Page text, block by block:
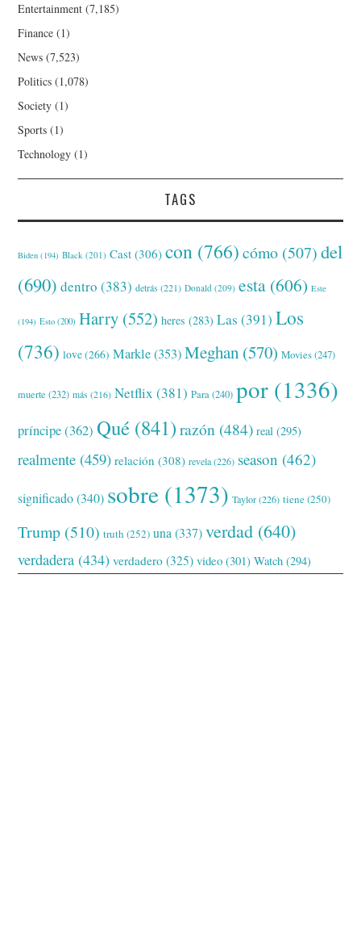
Entertainment (7,185)
Finance (1)
News (7,523)
Politics (1,078)
Society (1)
Sports (1)
Technology (1)
TAGS
Biden (194) Black (201) Cast (306) con (766) cómo (507) del
(690) dentro (383) detrás (221) Donald (209) esta (606) Este
(194) Esto (200) Harry (552) heres (283) Las (391) Los
(736) love(266) Markle(353) Meghan (570) Movies(247)
muerte (232) más (216) Netflix (381) Para(240) por (1336)
príncipe(362) Qué (841) razón (484) real (295)
realmente (459) relación (308) revela(226) season (462)
significado(340) sobre (1373) Taylor(226) tiene(250)
Trump (510) truth (252) una(337) verdad (640)
verdadera (434) verdadero (325) video (301) Watch (294)